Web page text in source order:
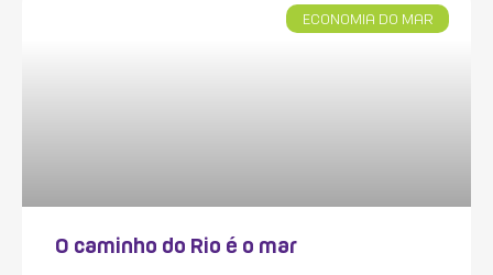
ECONOMIA DO MAR
O caminho do Rio é o mar